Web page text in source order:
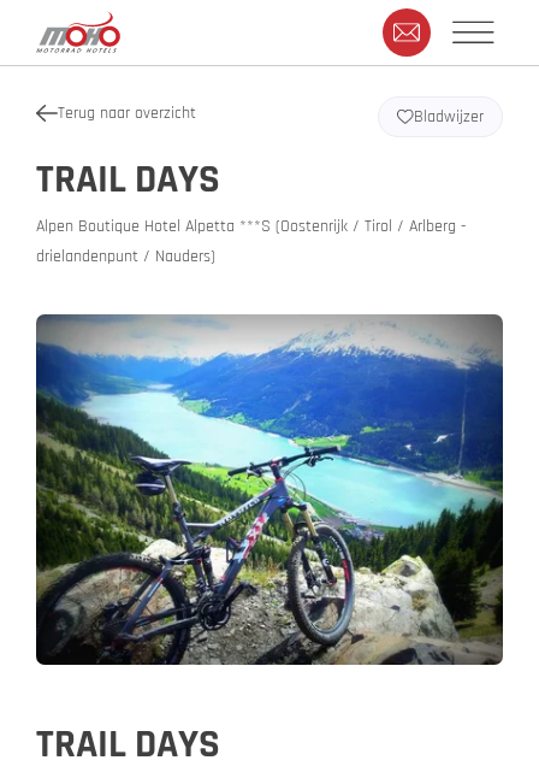
Terug naar overzicht
TRAIL DAYS
Alpen Boutique Hotel Alpetta ***S (Oostenrijk / Tirol / Arlberg -
drielandenpunt / Nauders)
Bladwijzer
TRAIL DAYS